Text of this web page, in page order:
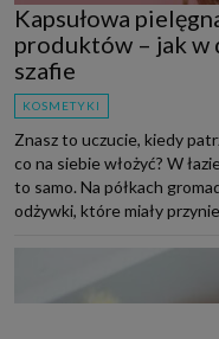
Kapsułowa
produktów – jak w
szafie
KOSMETYKI
Znasz to uczucie, kiedy
co na siebie włożyć? W
to samo. Na półkach
odżywki, które miały